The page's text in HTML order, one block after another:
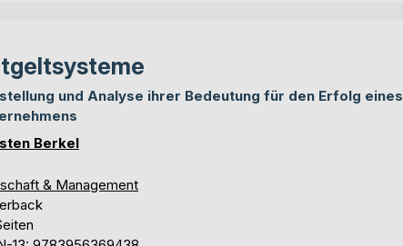
und Analyse ihrer Bedeutung für den Erfolg eines
Berkel
& Management